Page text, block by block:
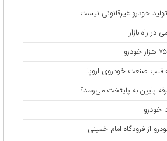
خودرو غیرقانونی نیست
راه بازار
قلب صنعت خودروی اروپا
پایین به پایتخت می‌رسد؟
خودرو
از فرودگاه امام خمینی